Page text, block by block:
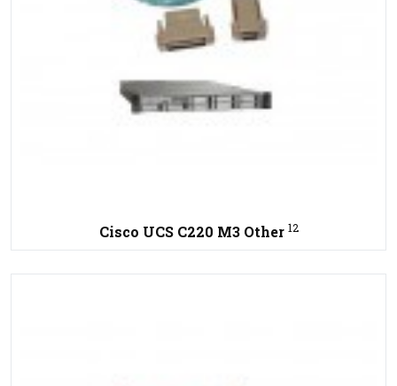
Cisco UCS C220 M3 Other 12